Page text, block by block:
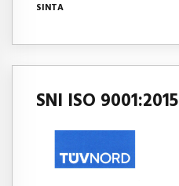
SINTA
SNI ISO 9001:2015